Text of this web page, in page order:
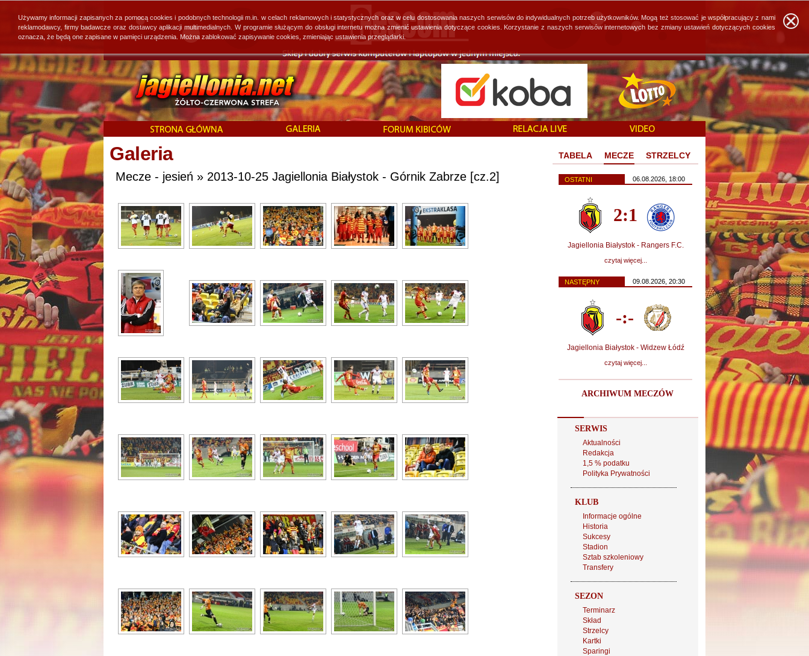
Galeria
Mecze - jesień » 2013-10-25 Jagiellonia Białystok - Górnik Zabrze [cz.2]
TABELA MECZE STRZELCY
OSTATNI 06.08.2026, 18:00
2:1
Jagiellonia Białystok - Rangers F.C.
czytaj więcej...
NASTĘPNY 09.08.2026, 20:30
-:-
Jagiellonia Białystok - Widzew Łódź
czytaj więcej...
ARCHIWUM MECZÓW
SERWIS
Aktualności
Redakcja
1,5 % podatku
Polityka Prywatności
KLUB
Informacje ogólne
Historia
Sukcesy
Stadion
Sztab szkoleniowy
Transfery
SEZON
Terminarz
Skład
Strzelcy
Kartki
Sparingi
Używamy informacji zapisanych za pomocą cookies i podobnych technologii m.in. w celach reklamowych i statystycznych oraz w celu dostosowania naszych serwisów do indywidualnych potrzeb użytkowników. Mogą też stosować je współpracujący z nami
reklamodawcy, firmy badawcze oraz dostawcy aplikacji multimedialnych. W programie służącym do obsługi internetu można zmienić ustawienia dotyczące cookies. Korzystanie z naszych serwisów internetowych bez zmiany ustawień dotyczących cookies
oznacza, że będą one zapisane w pamięci urządzenia. Można zablokować zapisywanie cookies, zmieniając ustawienia przeglądarki.